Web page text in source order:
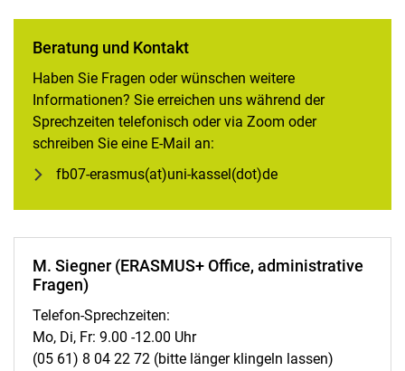
Beratung und Kontakt
Haben Sie Fragen oder wünschen weitere
Informationen? Sie erreichen uns während der
Sprechzeiten telefonisch oder via Zoom oder
schreiben Sie eine E-Mail an:
fb07-erasmus(at)uni-kassel(dot)de
M. Siegner (ERASMUS+ Office, administrative
Fragen)
Telefon-Sprechzeiten:
Mo, Di, Fr: 9.00 -12.00 Uhr
(05 61) 8 04 22 72 (bitte länger klingeln lassen)